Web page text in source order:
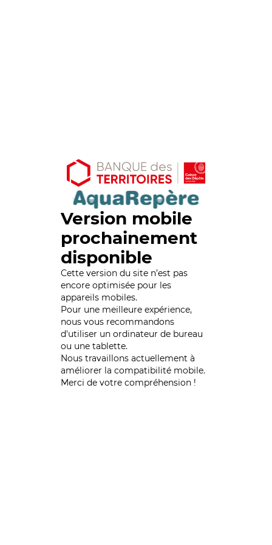
Version mobile
prochainement
disponible
Cette version du site n’est pas
encore optimisée pour les
appareils mobiles.
Pour une meilleure expérience,
nous vous recommandons
d'utiliser un ordinateur de bureau
ou une tablette.
Nous travaillons actuellement à
améliorer la compatibilité mobile.
Merci de votre compréhension !